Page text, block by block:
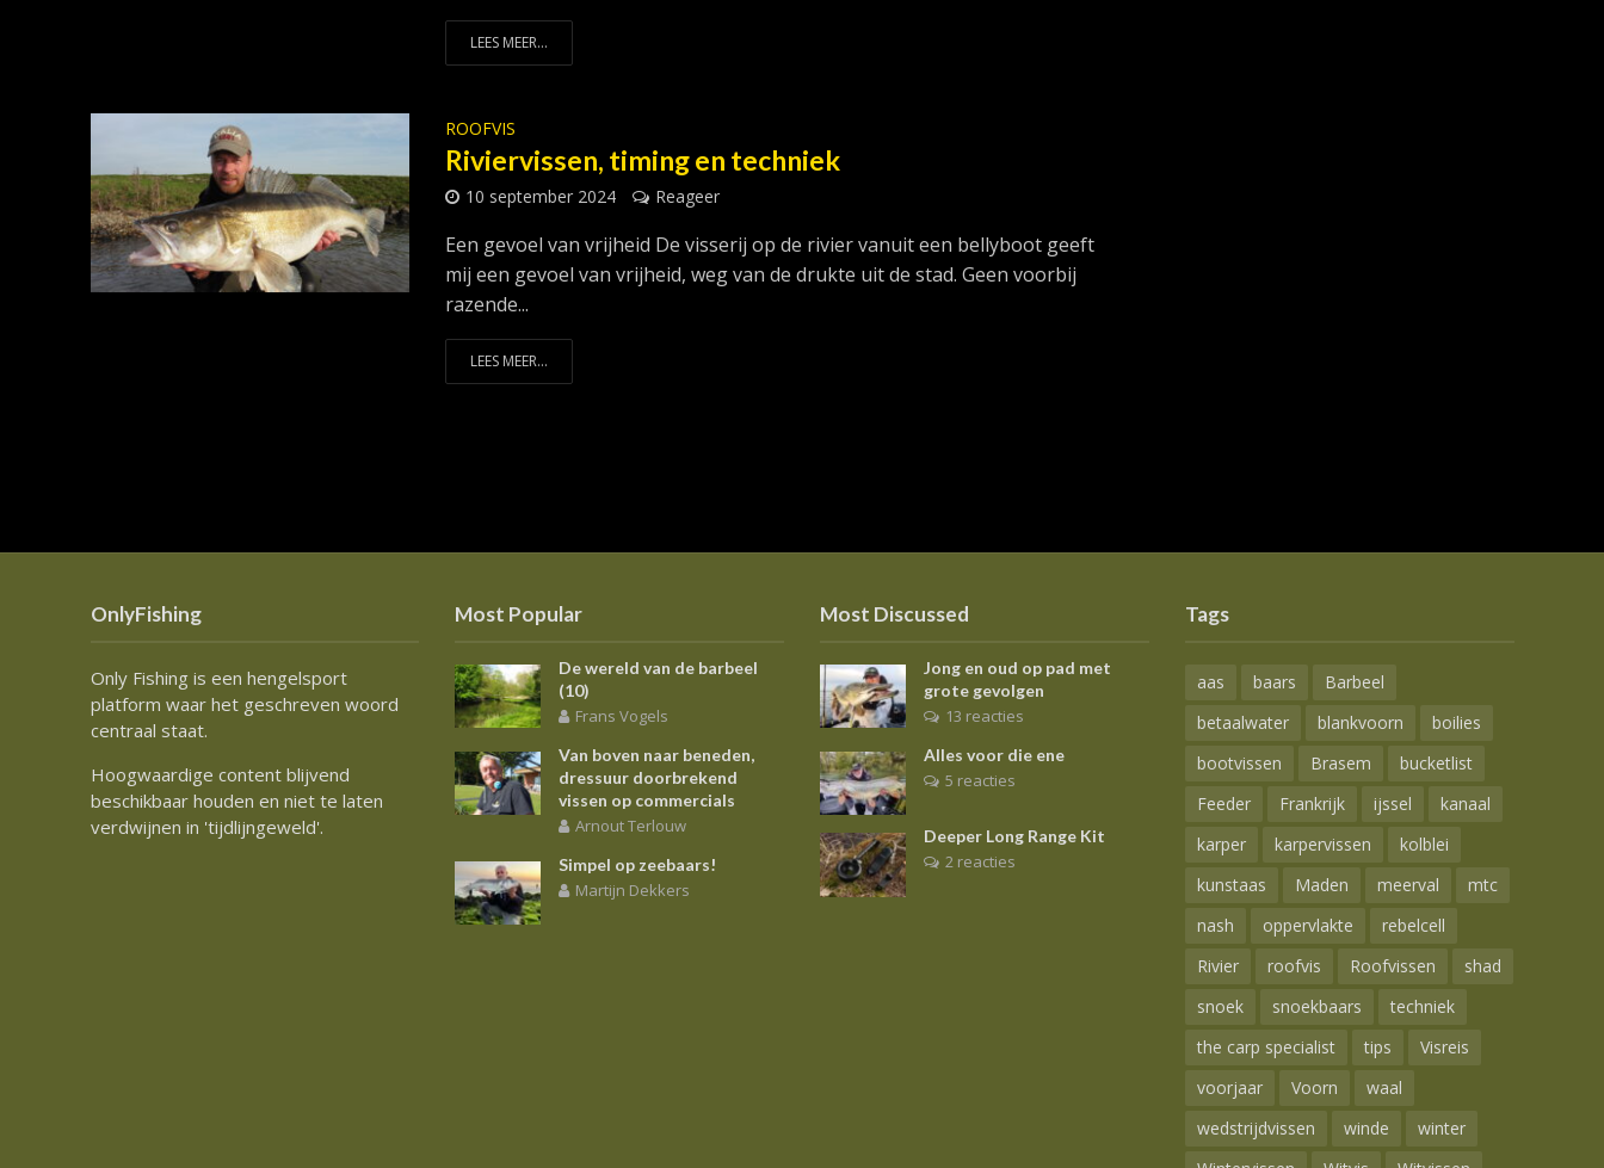
LEES MEER...
ROOFVIS
Riviervissen, timing en techniek
10 september 2024 Reageer
Een gevoel van vrijheid De visserij op de rivier vanuit een bellyboot geeft
mij een gevoel van vrijheid, weg van de drukte uit de stad. Geen voorbij
razende...
LEES MEER...
OnlyFishing
Only Fishing is een hengelsport
platform waar het geschreven woord
centraal staat.
Hoogwaardige content blijvend
beschikbaar houden en niet te laten
verdwijnen in 'tijdlijngeweld'.
Most Popular
De wereld van de barbeel
(10)
Frans Vogels
Van boven naar beneden,
dressuur doorbrekend
vissen op commercials
Arnout Terlouw
Simpel op zeebaars!
Martijn Dekkers
Most Discussed
Jong en oud op pad met
grote gevolgen
13 reacties
Alles voor die ene
5 reacties
Deeper Long Range Kit
2 reacties
Tags
aas baars
Barbeel
betaalwater
blankvoorn
boilies
bootvissen
Brasem
bucketlist
Feeder
Frankrijk ijssel
kanaal
karper
karpervissen
kolblei
kunstaas
Maden meerval
mtc
nash
oppervlakte
rebelcell
Rivier
roofvis Roofvissen
shad
snoek
snoekbaars
techniek
the carp specialist
tips
Visreis
voorjaar
Voorn
waal
wedstrijdvissen
winde
winter